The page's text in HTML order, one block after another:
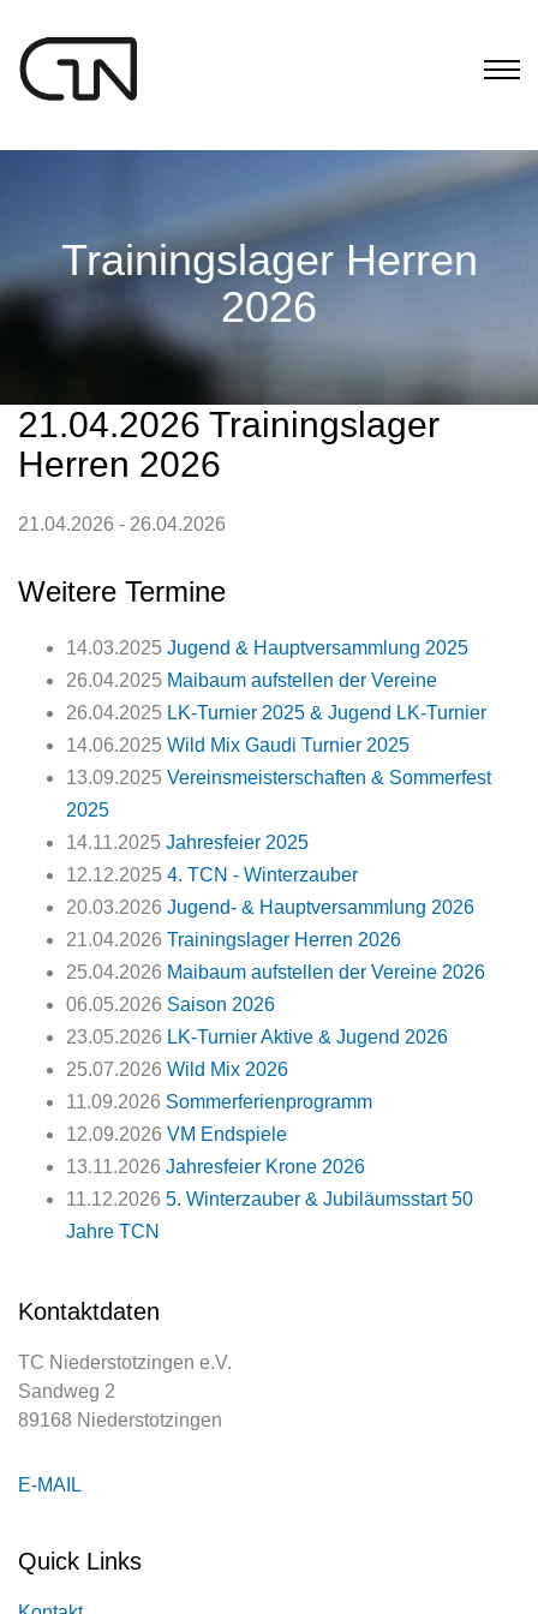
Trainingslager Herren
2026
21.04.2026 Trainingslager
Herren 2026
21.04.2026 - 26.04.2026
Weitere Termine
14.03.2025 Jugend & Hauptversammlung 2025
26.04.2025 Maibaum aufstellen der Vereine
26.04.2025 LK-Turnier 2025 & Jugend LK-Turnier
14.06.2025 Wild Mix Gaudi Turnier 2025
13.09.2025 Vereinsmeisterschaften & Sommerfest
2025
14.11.2025 Jahresfeier 2025
12.12.2025 4. TCN - Winterzauber
20.03.2026 Jugend- & Hauptversammlung 2026
21.04.2026 Trainingslager Herren 2026
25.04.2026 Maibaum aufstellen der Vereine 2026
06.05.2026 Saison 2026
23.05.2026 LK-Turnier Aktive & Jugend 2026
25.07.2026 Wild Mix 2026
11.09.2026 Sommerferienprogramm
12.09.2026 VM Endspiele
13.11.2026 Jahresfeier Krone 2026
11.12.2026 5. Winterzauber & Jubiläumsstart 50
Jahre TCN
Kontaktdaten
TC Niederstotzingen e.V.
Sandweg 2
89168 Niederstotzingen
E-MAIL
Quick Links